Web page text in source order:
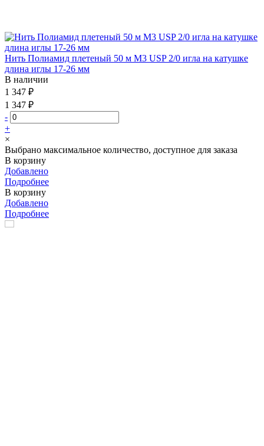
Нить Полиамид плетеный 50 м М3 USP 2/0 игла на катушке
длина иглы 17-26 мм
В наличии
1 347 ₽
1 347 ₽
-
+
×
Выбрано максимальное количество, доступное для заказа
В корзину
Добавлено
Подробнее
В корзину
Добавлено
Подробнее